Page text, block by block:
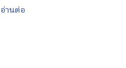
อ่านต่อ